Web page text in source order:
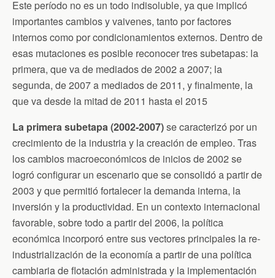
Este período no es un todo indisoluble, ya que implicó
importantes cambios y vaivenes, tanto por factores
internos como por condicionamientos externos. Dentro de
esas mutaciones es posible reconocer tres subetapas: la
primera, que va de mediados de 2002 a 2007; la
segunda, de 2007 a mediados de 2011, y finalmente, la
que va desde la mitad de 2011 hasta el 2015
La primera subetapa (2002-2007)se caracterizó por un
crecimiento de la industria y la creación de empleo. Tras
los cambios macroeconómicos de inicios de 2002 se
logró configurar un escenario que se consolidó a partir de
2003 y que permitió fortalecer la demanda interna, la
inversión y la productividad. En un contexto internacional
favorable, sobre todo a partir del 2006, la política
económica incorporó entre sus vectores principales la re-
industrialización de la economía a partir de una política
cambiaria de flotación administrada y la implementación